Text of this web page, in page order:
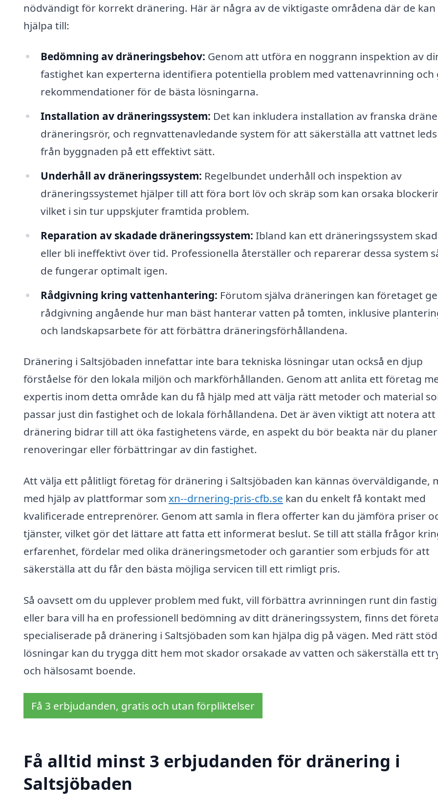
nödvändigt för korrekt dränering. Här är några av de viktigaste områdena där de kan
hjälpa till:
Bedömning av dräneringsbehov: Genom att utföra en noggrann inspektion av
fastighet kan experterna identifiera potentiella problem med vattenavrinning och
rekommendationer för de bästa lösningarna.
Installation av dräneringssystem: Det kan inkludera installation av franska
dräneringsrör, och regnvattenavledande system för att säkerställa att vattnet
från byggnaden på ett effektivt sätt.
Underhåll av dräneringssystem: Regelbundet underhåll och inspektion av
dräneringssystemet hjälper till att föra bort löv och skräp som kan orsaka
vilket i sin tur uppskjuter framtida problem.
Reparation av skadade dräneringssystem: Ibland kan ett dräneringssystem
eller bli ineffektivt över tid. Professionella återställer och reparerar dessa system
de fungerar optimalt igen.
Rådgivning kring vattenhantering: Förutom själva dräneringen kan företaget ge
rådgivning angående hur man bäst hanterar vatten på tomten, inklusive
och landskapsarbete för att förbättra dräneringsförhållandena.
Dränering i Saltsjöbaden innefattar inte bara tekniska lösningar utan också en djup
förståelse för den lokala miljön och markförhållanden. Genom att anlita ett företag
expertis inom detta område kan du få hjälp med att välja rätt metoder och material
passar just din fastighet och de lokala förhållandena. Det är även viktigt att notera
dränering bidrar till att öka fastighetens värde, en aspekt du bör beakta när du
renoveringar eller förbättringar av din fastighet.
Att välja ett pålitligt företag för dränering i Saltsjöbaden kan kännas överväldigande,
med hjälp av plattformar som xn--drnering-pris-cfb.se kan du enkelt få kontakt med
kvalificerade entreprenörer. Genom att samla in flera offerter kan du jämföra priser
tjänster, vilket gör det lättare att fatta ett informerat beslut. Se till att ställa frågor
erfarenhet, fördelar med olika dräneringsmetoder och garantier som erbjuds för att
säkerställa att du får den bästa möjliga servicen till ett rimligt pris.
Så oavsett om du upplever problem med fukt, vill förbättra avrinningen runt din
eller bara vill ha en professionell bedömning av ditt dräneringssystem, finns det
specialiserade på dränering i Saltsjöbaden som kan hjälpa dig på vägen. Med rätt
lösningar kan du trygga ditt hem mot skador orsakade av vatten och säkerställa ett
och hälsosamt boende.
Få 3 erbjudanden, gratis och utan förpliktelser
Få alltid minst 3 erbjudanden för dränering i
Saltsjöbaden